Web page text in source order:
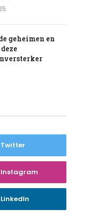
geheimen en
Twitter
Instagram
LinkedIn